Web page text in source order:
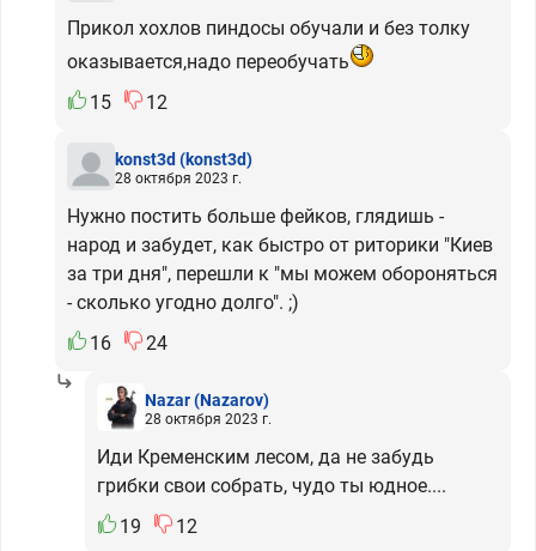
Прикол хохлов пиндосы обучали и без толку
оказывается,надо переобучать
15
12
konst3d(konst3d)
28 октября 2023 г.
Нужно постить больше фейков, глядишь -
народ и забудет, как быстро от риторики "Киев
за три дня", перешли к "мы можем обороняться
- сколько угодно долго". ;)
16
24
Nazar(Nazarov)
28 октября 2023 г.
Иди Кременским лесом, да не забудь
грибки свои собрать, чудо ты юдное....
19
12